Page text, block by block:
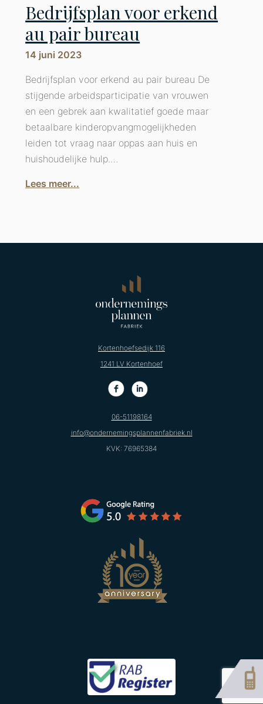
Bedrijfsplan voor erkend
au pair bureau
14 juni 2023
Bedrijfsplan voor erkend au pair bureau De
stijgende arbeidsparticipatie van vrouwen
en een gebrek aan kwalitatief goede maar
betaalbare kinderopvangmogelijkheden
leiden tot vraag naar oppas aan huis en
huishoudelijke hulp.…
Lees meer...
previous
slide
Kortenhoefsedijk 116
1241 LV Kortenhoef
06-51198164
info@ondernemingsplannenfabriek.nl
KVK: 76965384